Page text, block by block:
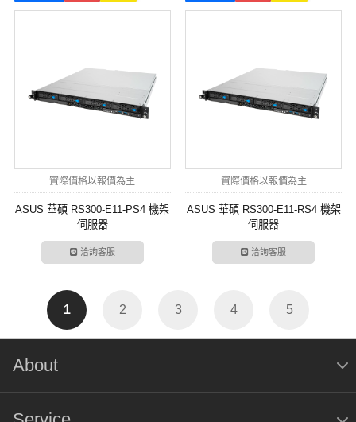
實際價格以報價為主
ASUS 華碩 RS300-E11-PS4 機架
伺服器
洽詢客服
實際價格以報價為主
ASUS 華碩 RS300-E11-RS4 機架
伺服器
洽詢客服
1 2 3 4 5
About